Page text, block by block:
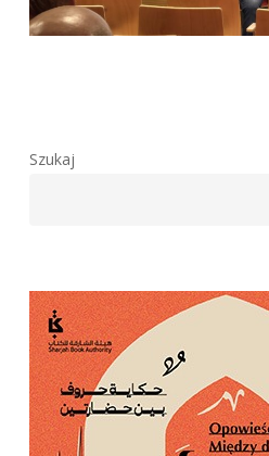
Szukaj